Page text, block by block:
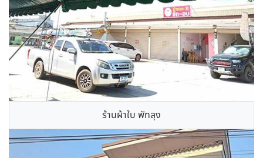
ร้านผ้าใบ พัทลุง